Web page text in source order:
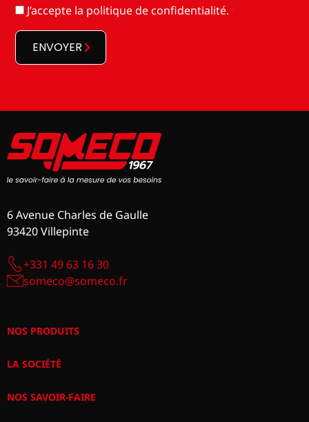
RGPD
J’accepte la politique de confidentialité. *
ENVOYER
6 Avenue Charles de Gaulle
93420 Villepinte
+331 49 63 16 30
someco@someco.fr
NOS PRODUITS
LA SOCIÉTÉ
NOS SAVOIR-FAIRE